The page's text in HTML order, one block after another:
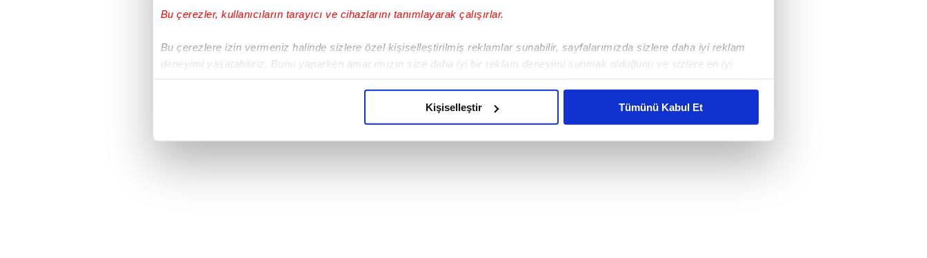
Bu çerezler, kullanıcıların tarayıcı ve cihazlarını tanımlayarak çalışırlar.
Bu çerezlere izin vermeniz halinde sizlere özel kişiselleştirilmiş reklamlar sunabilir, sayfalarımızda sizlere daha iyi reklam
deneyimi yaşatabiliriz. Bunu yaparken amacımızın size daha iyi bir reklam deneyimi sunmak olduğunu ve sizlere en iyi
Kişiselleştir Tümünü Kabul Et